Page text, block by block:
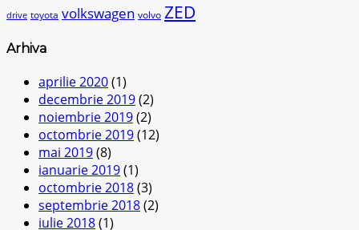
drive toyota volkswagen volvo ZED
Arhiva
aprilie 2020(1)
decembrie 2019(2)
noiembrie 2019(2)
octombrie 2019(12)
mai 2019(8)
ianuarie 2019(1)
octombrie 2018(3)
septembrie 2018(2)
iulie 2018(1)